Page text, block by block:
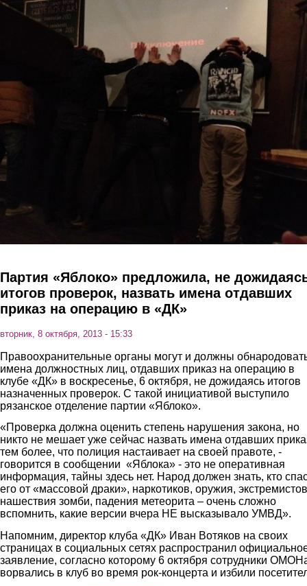
Перейти к основному содержанию
Партия «Яблоко» предложила, не
итогов проверок, назвать имена отдавших
приказ на операцию в «ДК»
вторник, 8 октября, 2013 - 15:33
Правоохранительные органы могут и должны
имена должностных лиц, отдавших приказ на операцию в
клубе «ДК» в воскресенье, 6 октября, не дожидаясь итогов
назначенных проверок. С такой инициативой выступило
рязанское отделение партии «Яблоко».
«Проверка должна оценить степень нарушения закона, но
никто не мешает уже сейчас назвать имена отдавших
тем более, что полиция настаивает на своей правоте, -
говорится в сообщении «Яблока» - это не оперативная
информация, тайны здесь нет. Народ должен знать, кто
его от «массовой драки», наркотиков, оружия,
нашествия зомби, падения метеорита – очень сложно
вспомнить, какие версии вчера НЕ высказывало УМВД».
Напомним, директор клуба «ДК» Иван Вотяков на своих
страницах в социальных сетях распространил
заявление, согласно которому 6 октября сотрудники
ворвались в клуб во время рок-концерта и избили